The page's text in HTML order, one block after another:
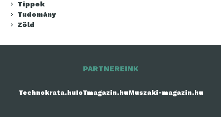
Tippek
Tudomány
Zöld
PARTNEREINK
Technokrata.huIoTmagazin.huMuszaki-magazin.hu